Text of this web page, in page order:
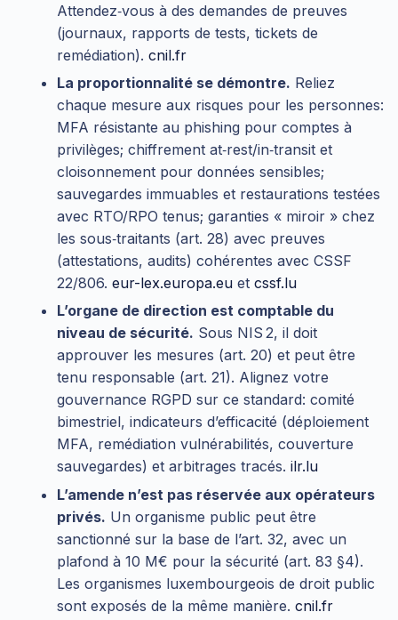
Attendez‑vous à des demandes de preuves
(journaux, rapports de tests, tickets de
remédiation). cnil.fr
La proportionnalité se démontre. Reliez
chaque mesure aux risques pour les personnes:
MFA résistante au phishing pour comptes à
privilèges; chiffrement at‑rest/in‑transit et
cloisonnement pour données sensibles;
sauvegardes immuables et restaurations testées
avec RTO/RPO tenus; garanties « miroir » chez
les sous‑traitants (art. 28) avec preuves
(attestations, audits) cohérentes avec CSSF
22/806. eur-lex.europa.eu et cssf.lu
L’organe de direction est comptable du
niveau de sécurité. Sous NIS 2, il doit
approuver les mesures (art. 20) et peut être
tenu responsable (art. 21). Alignez votre
gouvernance RGPD sur ce standard: comité
bimestriel, indicateurs d’efficacité (déploiement
MFA, remédiation vulnérabilités, couverture
sauvegardes) et arbitrages tracés. ilr.lu
L’amende n’est pas réservée aux opérateurs
privés. Un organisme public peut être
sanctionné sur la base de l’art. 32, avec un
plafond à 10 M€ pour la sécurité (art. 83 §4).
Les organismes luxembourgeois de droit public
sont exposés de la même manière. cnil.fr